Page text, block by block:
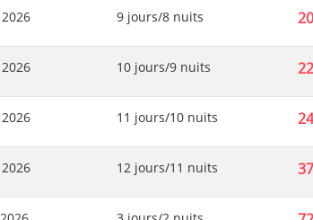
9 jours/8 nuits
10 jours/9 nuits
11 jours/10 nuits
12 jours/11 nuits